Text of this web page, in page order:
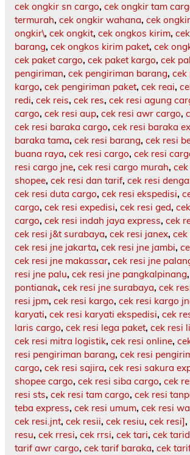
cek ongkir sn cargo, cek ongkir tam
termurah, cek ongkir wahana, cek
ongkir\, cek ongkit, cek ongkos kirim,
barang, cek ongkos kirim paket, cek
cek paket cargo, cek paket kargo, cek
pengiriman, cek pengiriman barang, cek
kargo, cek pengiriman paket, cek reai,
redi, cek reis, cek res, cek resi agung
cargo, cek resi aup, cek resi awr cargo,
cek resi baraka cargo, cek resi baraka
baraka tama, cek resi barang, cek resi
buana raya, cek resi cargo, cek resi
resi cargo jne, cek resi cargo murah,
shopee, cek resi dan tarif, cek resi
cek resi duta cargo, cek resi ekspedisi,
cargo, cek resi expedisi, cek resi ged,
cargo, cek resi indah jaya express, cek
cek resi j&t surabaya, cek resi janex, cek
cek resi jne jakarta, cek resi jne jambi,
cek resi jne makassar, cek resi jne
resi jne palu, cek resi jne pangkalpinang,
pontianak, cek resi jne surabaya, cek
resi jpm, cek resi kargo, cek resi kargo
karyati, cek resi karyati ekspedisi, cek
laris cargo, cek resi lega paket, cek resi
cek resi mitra logistik, cek resi online,
resi pengiriman barang, cek resi
cargo, cek resi sajira, cek resi sakura
shopee cargo, cek resi siba cargo, cek
resi sts, cek resi tam cargo, cek resi
teba express, cek resi umum, cek resi
cek resi.jnt, cek resii, cek resiu, cek resi],
resu, cek rresi, cek rrsi, cek tari, cek tarid
tarif awr cargo, cek tarif baraka, cek